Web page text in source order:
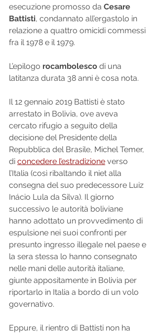
esecuzione promosso da Cesare
Battisti, condannato all’ergastolo in
relazione a quattro omicidi commessi
fra il 1978 e il 1979.
L’epilogo rocambolesco di una
latitanza durata 38 anni è cosa nota.
Il 12 gennaio 2019 Battisti è stato
arrestato in Bolivia, ove aveva
cercato rifugio a seguito della
decisione del Presidente della
Repubblica del Brasile, Michel Temer,
di concedere l’estradizione verso
l’Italia (così ribaltando il niet alla
consegna del suo predecessore Luiz
Inácio Lula da Silva). Il giorno
successivo le autorità boliviane
hanno adottato un provvedimento di
espulsione nei suoi confronti per
presunto ingresso illegale nel paese e
la sera stessa lo hanno consegnato
nelle mani delle autorità italiane,
giunte appositamente in Bolivia per
riportarlo in Italia a bordo di un volo
governativo.
Eppure, il rientro di Battisti non ha